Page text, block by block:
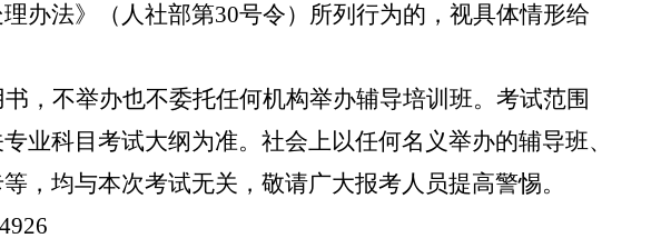
办法》（人社部第30号令）所列行为的，视具体情形给
，不举办也不委托任何机构举办辅导培训班。考试范围
业科目考试大纲为准。社会上以任何名义举办的辅导班、
，均与本次考试无关，敬请广大报考人员提高警惕。